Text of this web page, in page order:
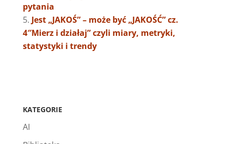
pytania
Jest „JAKOŚ” – może być „JAKOŚĆ” cz.
4″Mierz i działaj” czyli miary, metryki,
statystyki i trendy
KATEGORIE
AI